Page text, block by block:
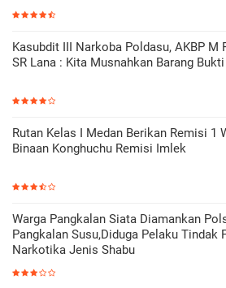
Kasubdit III Narkoba Poldasu, AKBP M
SR Lana : Kita Musnahkan Barang
Rutan Kelas I Medan Berikan Remisi 1
Binaan Konghuchu Remisi Imlek
Warga Pangkalan Siata Diamankan
Pangkalan Susu,Diduga Pelaku Tindak
Narkotika Jenis Shabu